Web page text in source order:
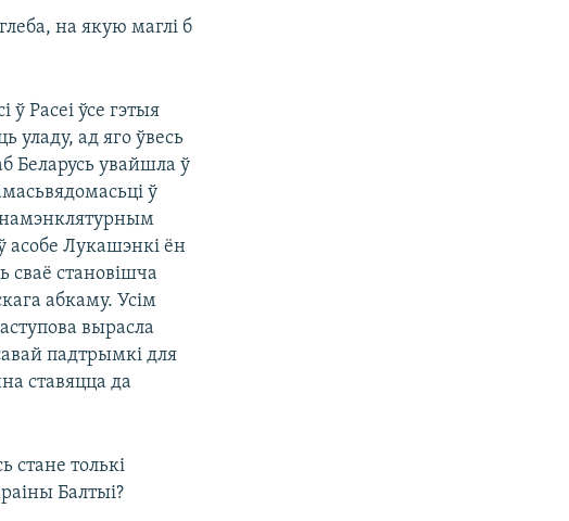
на якую маглі б
Расеі ўсе гэтыя
уладу, ад яго ўвесь
Беларусь увайшла ў
ў
асобе Лукашэнкі ён
сваё становішча
абкаму. Усім
вырасла
падтрымкі для
ставяцца да
толькі
Балтыі?